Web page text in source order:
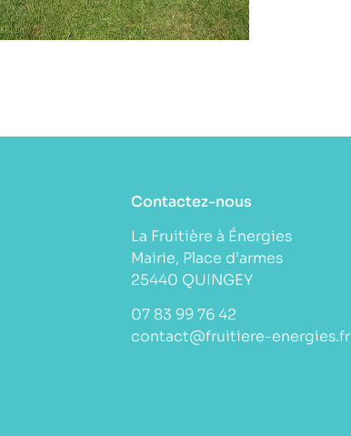
Contactez-nous
La Fruitière à Énergies
Mairie, Place d’armes
25440 QUINGEY
07 83 99 76 42
contact@fruitiere-energies.fr